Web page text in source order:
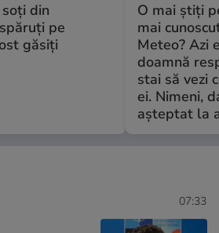
din
pe
găsiți
O mai știți
mai
Meteo? Azi
doamnă
stai să vezi
ei. Nimeni,
așteptat la
07:33